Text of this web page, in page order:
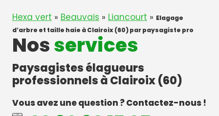
Hexa vert » Beauvais » Liancourt » Elagage
d’arbre et taille haie à Clairoix (60) par paysagiste pro
Nosservices
Paysagistes élagueurs
professionnels à Clairoix (60)
Vous avez une question ? Contactez-nous !